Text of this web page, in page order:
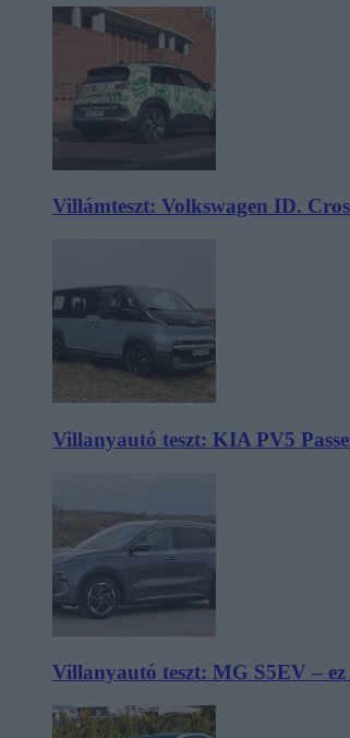
Villámteszt: Volkswagen ID.
Villanyautó teszt: KIA PV5
Villanyautó teszt: MG S5EV –